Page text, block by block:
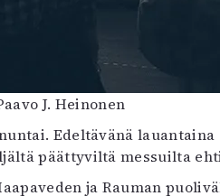
J. Heinonen
Edeltävänä
päättyviltä messuilta
ja Rauman